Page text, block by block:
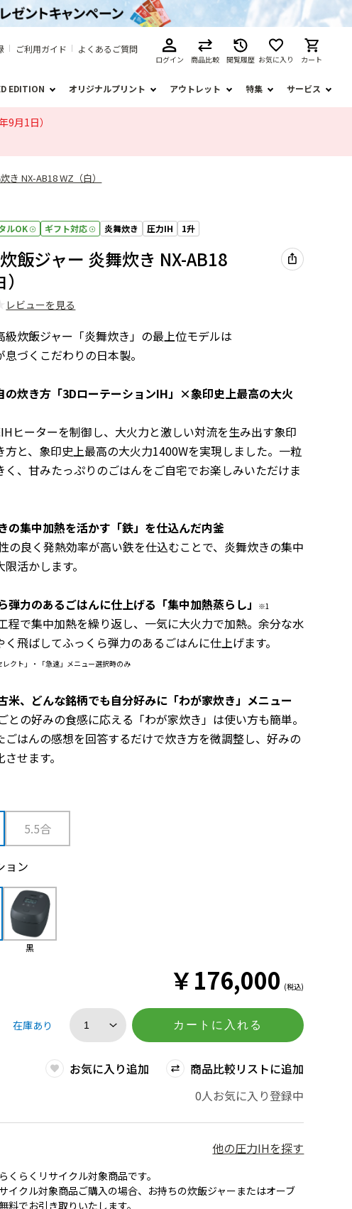
ご利用ガイド よくあるご質問
ログイン 商品比較 閲覧履歴 お気に入り カート
EDITION オリジナルプリント アウトレット 特集 サービス
月1日）
き NX-AB18 WZ（白）
ルOK ギフト対応 炎舞炊き 圧力IH 1升
飯ジャー 炎舞炊き NX-AB18
レビューを見る
級炊飯ジャー「炎舞炊き」の最上位モデルは
づくこだわりの日本製。
の炊き方「3DローテーションIH」×象印史上最高の大火
ヒーターを制御し、 大火力と激しい対流を生み出す象印
方と、象印史上最高の大火力1400Wを実現しました。 一粒
く、甘みたっぷりのごはんをご自宅でお楽しみいただけま
の集中加熱を活かす「鉄」を仕込んだ内釜
良く発熱効率が高い鉄を仕込むことで、炎舞炊きの集中
活かします。
弾力のあるごはんに仕上げる「集中加熱蒸らし」 ※1
程で集中加熱を繰り返し、一気に大火力で加熱。余分な水
く飛ばしてふっくら弾力のあるごはんに仕上げます。
クト」・「急速」メニュー選択時のみ
米、どんな銘柄でも自分好みに「わが家炊き」メニュー
との好みの食感に応える「わが家炊き」は使い方も簡単。
ごはんの感想を回答するだけで炊き方を微調整し、好みの
せます。
5.5合
ョン
黒
￥176,000 (税込)
在庫あり カートに入れる
お気に入り追加
商品比較リストに追加
0人お気に入り登録中
他の圧力IHを探す
くらくリサイクル対象商品です。
イクル対象商品ご購入の場合、お持ちの炊飯ジャーまたはオーブ
料でお引き取りいたします。